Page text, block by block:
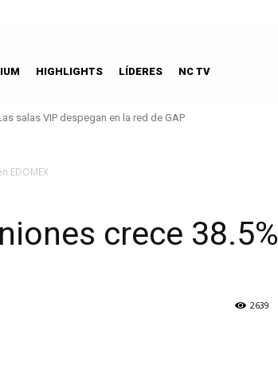
HIGHLIGHTS LÍDERES NC TV
salas VIP despegan en la red de GAP
Treasurie Island TI Las Vegas forma parte de Accor
EDOMEX
crece 38.5%
2639